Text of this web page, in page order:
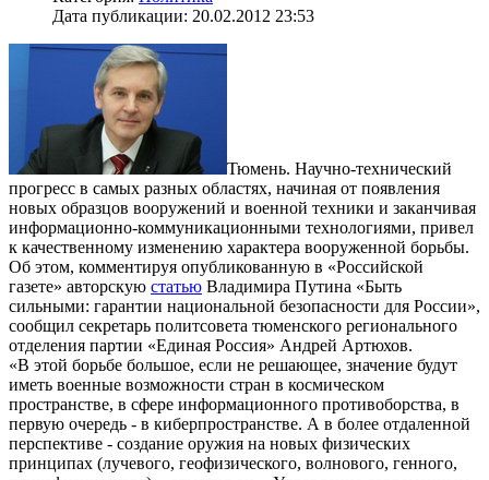
Дата публикации: 20.02.2012 23:53
Тюмень. Научно-технический
прогресс в самых разных областях, начиная от появления
новых образцов вооружений и военной техники и заканчивая
информационно-коммуникационными технологиями, привел
к качественному изменению характера вооруженной борьбы.
Об этом, комментируя опубликованную в «Российской
газете» авторскую статью Владимира Путина «Быть
сильными: гарантии национальной безопасности для России»,
сообщил секретарь политсовета тюменского регионального
отделения партии «Единая Россия» Андрей Артюхов.
«В этой борьбе большое, если не решающее, значение будут
иметь военные возможности стран в космическом
пространстве, в сфере информационного противоборства, в
первую очередь - в киберпространстве. А в более отдаленной
перспективе - создание оружия на новых физических
принципах (лучевого, геофизического, волнового, генного,